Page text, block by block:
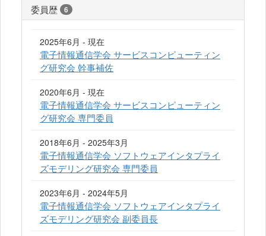
委員歴 6
2025年6月 - 現在
電子情報通信学会 サービスコンピューティン
グ研究会 幹事補佐
2020年6月 - 現在
電子情報通信学会 サービスコンピューティン
グ研究会 専門委員
2018年6月 - 2025年3月
電子情報通信学会 ソフトウェアインタプライ
ズモデリング研究会 専門委員
2023年6月 - 2024年5月
電子情報通信学会 ソフトウェアインタプライ
ズモデリング研究会 副委員長